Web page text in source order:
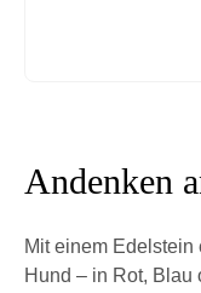
Andenken
Mit einem
Hund – in Rot, Blau